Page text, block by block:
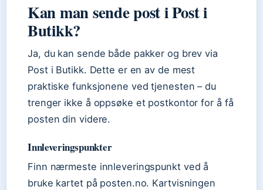
Kan man sende post i Post i
Butikk?
Ja, du kan sende både pakker og brev via
Post i Butikk. Dette er en av de mest
praktiske funksjonene ved tjenesten – du
trenger ikke å oppsøke et postkontor for å få
posten din videre.
Innleveringspunkter
Finn nærmeste innleveringspunkt ved å
bruke kartet på posten.no. Kartvisningen